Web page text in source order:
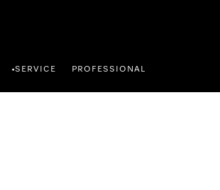
•SERVICE PROFESSIONAL